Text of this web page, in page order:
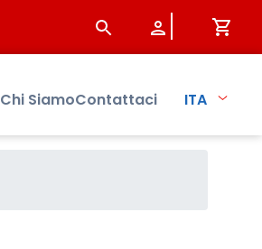
Chi SiamoContattaci ITA